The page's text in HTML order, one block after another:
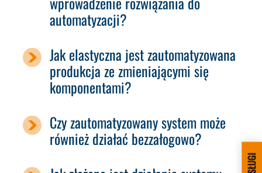
automatyzacji?
Jak elastyczna jest zautomatyzowana
produkcja ze zmieniającymi się
komponentami?
Czy zautomatyzowany system może
również działać bezzałogowo?
USŁUGI